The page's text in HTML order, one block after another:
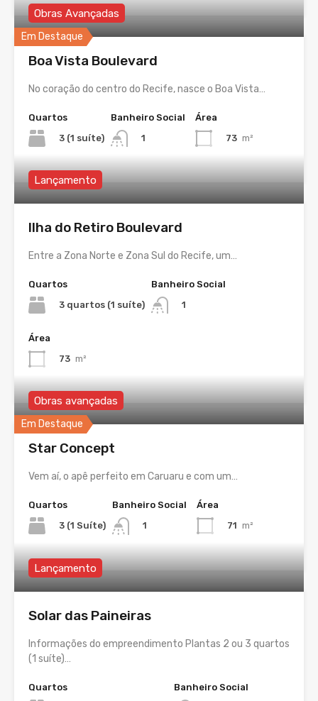
Em Destaque
Obras Avançadas
Boa Vista Boulevard
No coração do centro do Recife, nasce o Boa Vista…
Quartos
3 (1 suíte)
Banheiro Social
1
Área
73 m²
Lançamento
Ilha do Retiro Boulevard
Entre a Zona Norte e Zona Sul do Recife, um…
Quartos
3 quartos (1 suíte)
Banheiro Social
1
Área
73 m²
Em Destaque
Obras avançadas
Star Concept
Vem aí, o apê perfeito em Caruaru e com um…
Quartos
3 (1 Suíte)
Banheiro Social
1
Área
71 m²
Lançamento
Solar das Paineiras
Informações do empreendimento Plantas 2 ou 3 quartos
(1 suíte)…
Quartos
Banheiro Social